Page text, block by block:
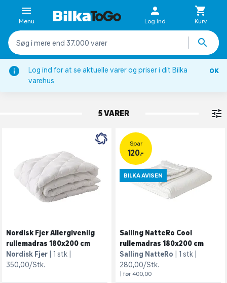
Log ind for at se aktuelle varer og priser i dit Bilka
varehus
OK
Menu Log ind Kurv
Rullemadrasser
RULLEMADRASSER 180X200
5 VARER
Nordisk Fjer Allergivenlig
rullemadras 180x200 cm
Nordisk Fjer
1 stk
350,00/Stk.
Spar
120.-
BILKA AVISEN
Salling NatteRo Cool
rullemadras 180x200 cm
Salling NatteRo
1 stk
280,00/Stk.
| før 400,00